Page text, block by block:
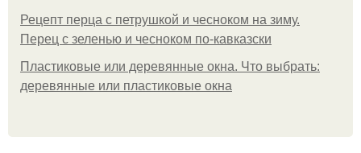
Рецепт перца с петрушкой и чесноком на зиму.
Перец с зеленью и чесноком по-кавказски
Пластиковые или деревянные окна. Что выбрать:
деревянные или пластиковые окна